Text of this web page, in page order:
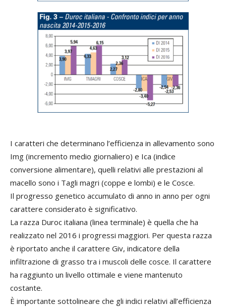
I caratteri che determinano l’efficienza in allevamento sono
Img (incremento medio giornaliero) e Ica (indice
conversione alimentare), quelli relativi alle prestazioni al
macello sono i Tagli magri (coppe e lombi) e le Cosce.
Il progresso genetico accumulato di anno in anno per ogni
carattere considerato è significativo.
La razza Duroc italiana (linea terminale) è quella che ha
realizzato nel 2016 i progressi maggiori. Per questa razza
è riportato anche il carattere Giv, indicatore della
infiltrazione di grasso tra i muscoli delle cosce. Il carattere
ha raggiunto un livello ottimale e viene mantenuto
costante.
È importante sottolineare che gli indici relativi all’efficienza